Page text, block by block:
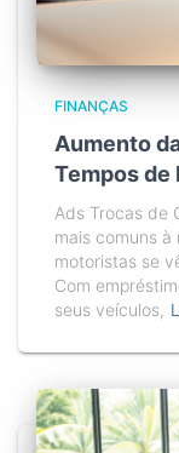
FINANÇAS
Aumento
Tempos de
Ads Trocas de
mais comuns
motoristas se
Com
seus veículos,